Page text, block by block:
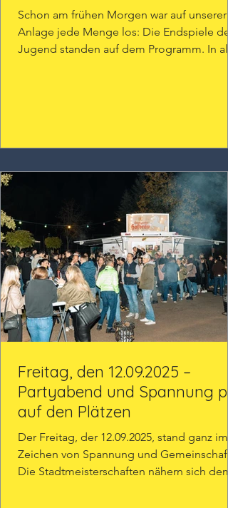
Schon am frühen Morgen war auf unserer
Anlage jede Menge los: Die Endspiele der
Jugend standen auf dem Programm. In allen
Freitag, den 12.09.2025 –
Partyabend und Spannung
auf den Plätzen
Der Freitag, der 12.09.2025, stand ganz im
Zeichen von Spannung und Gemeinschaft
Die Stadtmeisterschaften nähern sich dem